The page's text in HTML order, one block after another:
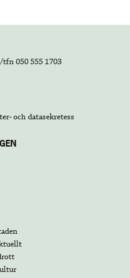
050 555 1703
och datasekretess